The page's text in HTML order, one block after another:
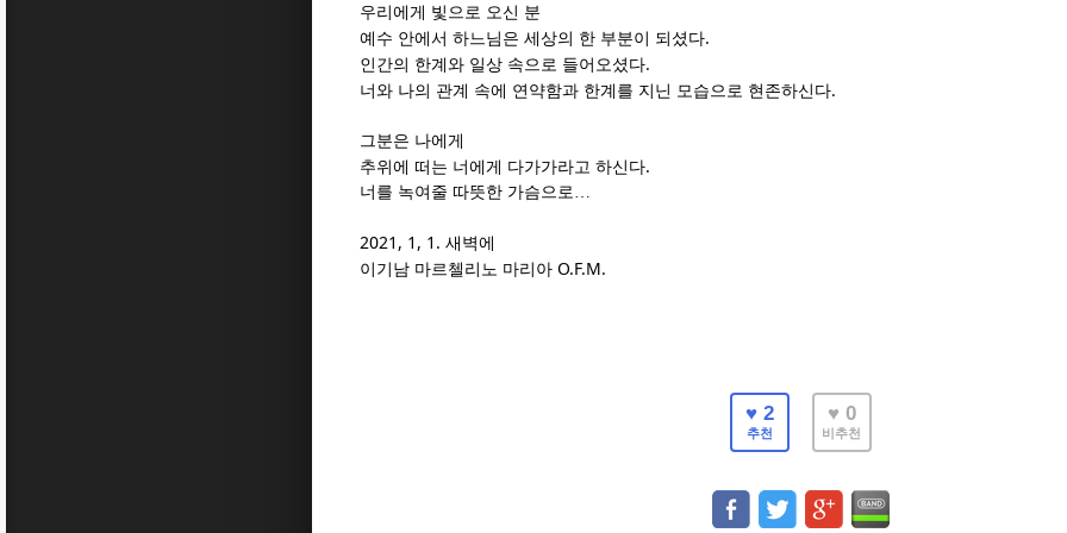
우리에게 빛으로 오신 분
예수 안에서 하느님은 세상의 한 부분이 되셨다.
인간의 한계와 일상 속으로 들어오셨다.
너와 나의 관계 속에 연약함과 한계를 지닌 모습으로 현존하신다.
그분은 나에게
추위에 떠는 너에게 다가가라고 하신다.
너를 녹여줄 따뜻한 가슴으로…
2021, 1, 1. 새벽에
이기남 마르첼리노 마리아 O.F.M.
♥ 2
추천
♥ 0
비추천